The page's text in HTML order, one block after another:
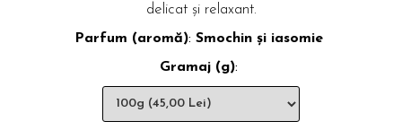
delicat și relaxant.
Parfum (aromă): Smochin și iasomie
Gramaj (g):